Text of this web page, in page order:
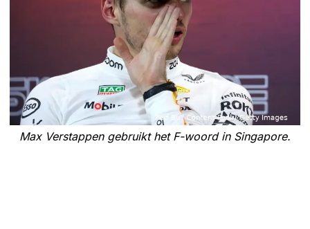
Max Verstappen gebruikt het F-woord in Singapore.